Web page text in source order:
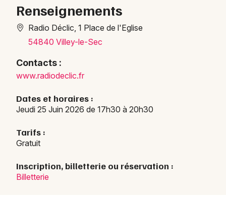
Magazine à Nancy
54 - Meurthe-et-Moselle
Choisir mes départements
Mon email
Renseignements
Radio Déclic, 1 Place de l'Eglise
54840 Villey-le-Sec
Contacts :
www.radiodeclic.fr
Dates et horaires :
Jeudi 25 Juin 2026 de 17h30 à 20h30
Tarifs :
Gratuit
Inscription, billetterie ou réservation :
Billetterie